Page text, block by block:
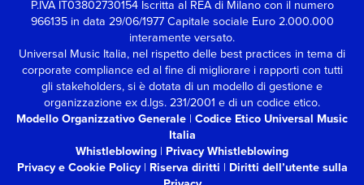
P.IVA IT03802730154 Iscritta al REA di Milano con il numero
966135 in data 29/06/1977Capitale sociale Euro 2.000.000
interamente versato.
Universal Music Italia, nel rispetto delle best practices in tema di
corporate compliance ed al fine di migliorare i rapporti con tutti
gli stakeholders,si è dotata di un modello di gestione e
organizzazione ex d.lgs. 231/2001 e di un codice etico.
Modello Organizzativo Generale | Codice Etico Universal Music
Italia
Whistleblowing | Privacy Whistleblowing
Privacy e Cookie Policy| Riserva diritti | Diritti dell’utente sulla